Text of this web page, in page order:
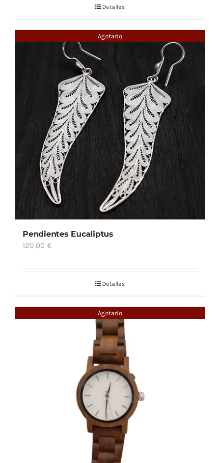
Detalles
Agotado
Pendientes Eucaliptus
120,00 €
Detalles
Agotado